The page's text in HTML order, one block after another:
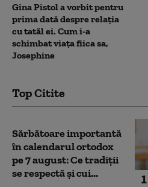
Gina Pistol a vorbit pentru
prima dată despre relația
cu tatăl ei. Cum i-a
schimbat viața fiica sa,
Josephine
Top Citite
1
Sărbătoare importantă
în calendarul ortodox
pe 7 august: Ce tradiții
se respectă și cui...